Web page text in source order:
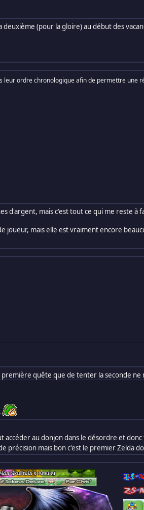
(pour la gloire) au début des
leur ordre chronologique afin de permettre une
d'argent, mais c'est tout ce qui me reste à
joueur, mais elle est vraiment encore
quête que de tenter la seconde ne
accéder au donjon dans le désordre et
précision mais bon c'est le premier Zelda